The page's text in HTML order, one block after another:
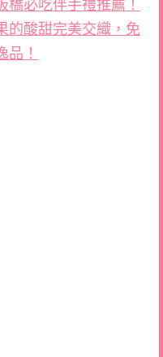
橋必吃伴手禮推薦！
的酸甜完美交織，免
品！